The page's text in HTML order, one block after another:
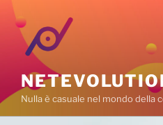
Nulla è casuale nel mondo della